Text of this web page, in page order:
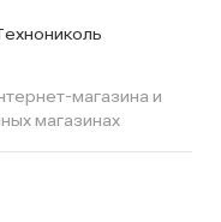
магазина и
магазинах